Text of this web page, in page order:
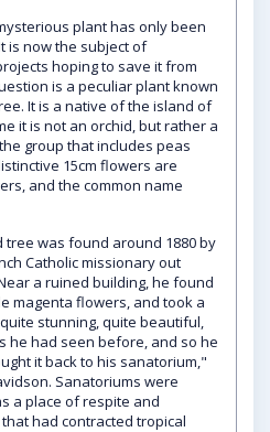
plant has only been
is now the subject of
hoping to save it from
is a peculiar plant known
It is a native of the island of
it is not an orchid, but rather a
group that includes peas
15cm flowers are
and the common name
tree was found around 1880 by
Catholic missionary out
a ruined building, he found
magenta flowers, and took a
stunning, quite beautiful,
he had seen before, and so he
it back to his sanatorium,"
Sanatoriums were
a place of respite and
had contracted tropical